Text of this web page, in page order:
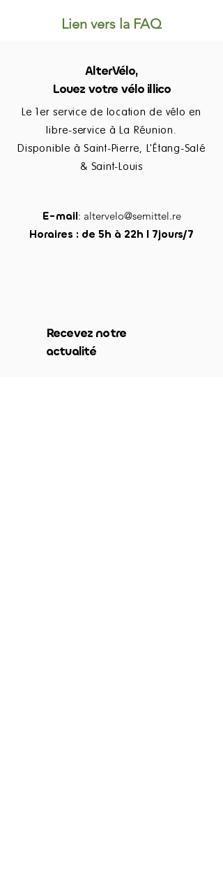
Lien vers la FAQ
AlterVélo,
Louez votre vélo illico
Le 1er service de location de vélo en
libre-service à La Réunion.
Disponible à Saint-Pierre, L'Étang-Salé
& Saint-Louis
E-mail: altervelo@semittel.re
Horaires : de 5h à 22h I 7jours/7
Recevez notre
actualité